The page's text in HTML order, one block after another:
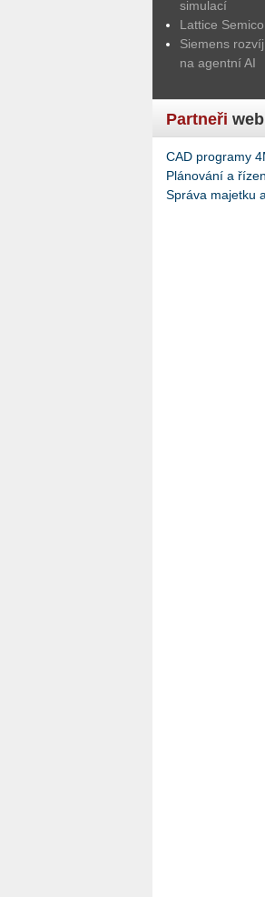
simulací
Lattice
Siemens
na agentní AI
Partneři
CAD programy
Plánování a
Správa majetku